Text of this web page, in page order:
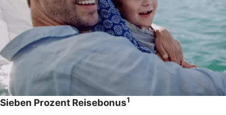
Sieben Prozent Reisebonus1